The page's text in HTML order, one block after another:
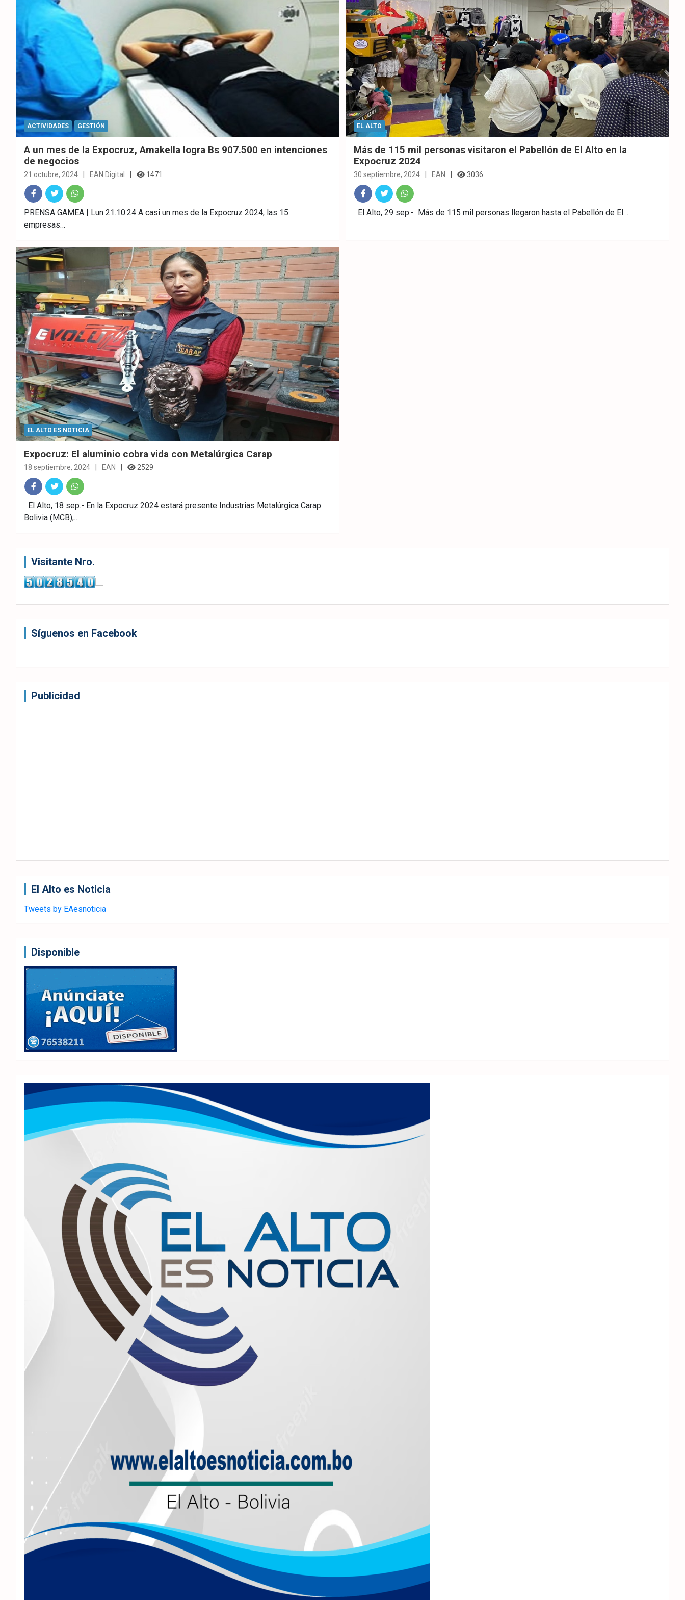
ACTIVIDADES GESTIÓN
A un mes de la Expocruz, Amakella logra Bs 907.500 en intenciones
de negocios
21 octubre, 2024 EAN Digital 1471
Fac
ebo
ok
Twitt
er
What
p
PRENSA GAMEA | Lun 21.10.24 A casi un mes de la Expocruz 2024, las 15
empresas…
EL ALTO
Más de 115 mil personas visitaron el Pabellón de El Alto en la
Expocruz 2024
30 septiembre, 2024 EAN 3036
Fac
Twitt What
El Alto, 29 sep.- Más de 115 mil personas llegaron hasta el Pabellón de El…
EL ALTO ES NOTICIA
Expocruz: El aluminio cobra vida con Metalúrgica Carap
18 septiembre, 2024 EAN 2529
Fac
ebo
Twitt
er
What
sAp
El Alto, 18 sep.- En la Expocruz 2024 estará presente Industrias Metalúrgica Carap
Bolivia (MCB),…
Visitante Nro.
Síguenos en Facebook
Publicidad
El Alto es Noticia
Tweets by EAesnoticia
Disponible